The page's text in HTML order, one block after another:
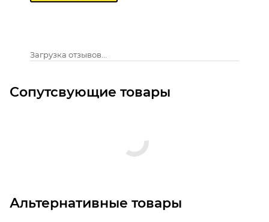
Загрузка отзывов...
Сопутсвующие товары
Альтернативные товары